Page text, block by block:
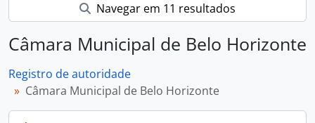
Navegar em 11 resultados
Câmara Municipal de Belo Horizonte
Registro de autoridade
Câmara Municipal de Belo Horizonte